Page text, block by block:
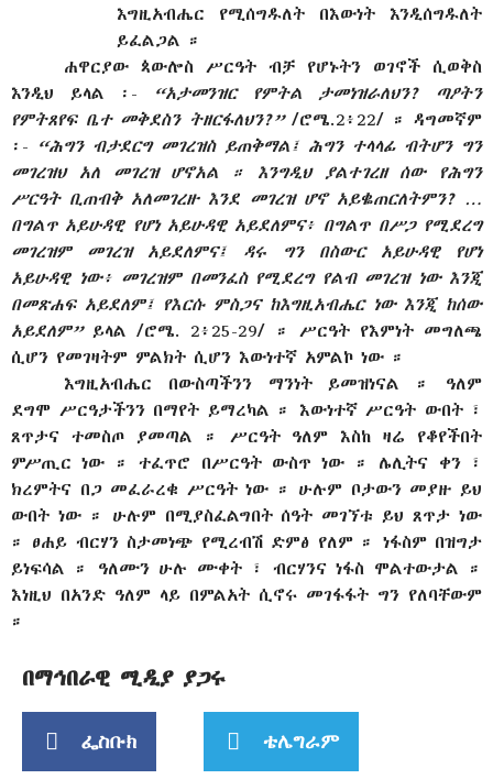
እግዚአብሔር የሚሰግዱለት በእውነት እንዲሰግዱለት
ይፈልጋል ።
ሐዋርያው ጳውሎስ ሥርዓት ብቻ የሆኑትን ወገኖች ሲወቅስ
እንዲህ ይላል ፡- “አታመንዝር የምትል ታመነዝራለህን? ጣዖትን
የምትጸየፍ ቤተ መቅደስን ትዘርፋለህን?” /ሮሜ.2፥22/ ። ዳግመኛም
፡- “ሕግን ብታደርግ መገረዝስ ይጠቅማል፤ ሕግን ተላላፊ ብትሆን ግን
መገረዝህ አለ መገረዝ ሆኖአል ። እንግዲህ ያልተገረዘ ሰው የሕግን
ሥርዓት ቢጠብቅ አለመገረዙ እንደ መገረዝ ሆኖ አይቈጠርለትምን? …
በግልጥ አይሁዳዊ የሆነ አይሁዳዊ አይደለምና፥ በግልጥ በሥጋ የሚደረግ
መገረዝም መገረዝ አይደለምና፤ ዳሩ ግን በስውር አይሁዳዊ የሆነ
አይሁዳዊ ነው፥ መገረዝም በመንፈስ የሚደረግ የልብ መገረዝ ነው እንጂ
በመጽሐፍ አይደለም፤ የእርሱ ምስጋና ከእግዚአብሔር ነው እንጂ ከሰው
አይደለም” ይላል /ሮሜ. 2፥25-29/ ። ሥርዓት የእምነት መግለጫ
ሲሆን የመገዛትም ምልክት ሲሆን እውነተኛ አምልኮ ነው ።
እግዚአብሔር በውስጣችንን ማንነት ይመዝነናል ። ዓለም
ደግሞ ሥርዓታችንን በማየት ይማረካል ። እውነተኛ ሥርዓት ውበት ፣
ጸጥታና ተመስጦ ያመጣል ። ሥርዓት ዓለም እስከ ዛሬ የቆየችበት
ምሥጢር ነው ። ተፈጥሮ በሥርዓት ውስጥ ነው ። ሌሊትና ቀን ፣
ክረምትና በጋ መፈራረቁ ሥርዓት ነው ። ሁሉም ቦታውን መያዙ ይህ
ውበት ነው ። ሁሉም በሚያስፈልግበት ሰዓት መገኘቱ ይህ ጸጥታ ነው
። ፀሐይ ብርሃን ስታመነጭ የሚረብሽ ድምፅ የለም ። ነፋስም በዝግታ
ይነፍሳል ። ዓለሙን ሁሉ ሙቀት ፣ ብርሃንና ነፋስ ሞልተውታል ።
እነዚህ በአንድ ዓለም ላይ በምልአት ሲኖሩ መገፋፋት ግን የለባቸውም
።
በማኅበራዊ ሚዲያ ያጋሩ
ፌስቡክ ቴሌግራም